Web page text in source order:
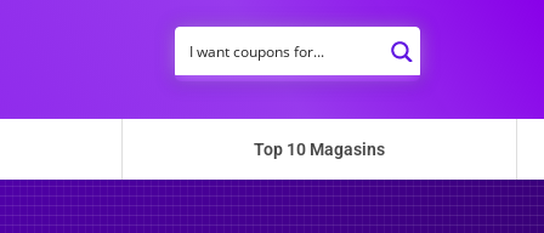
Top 10 Magasins